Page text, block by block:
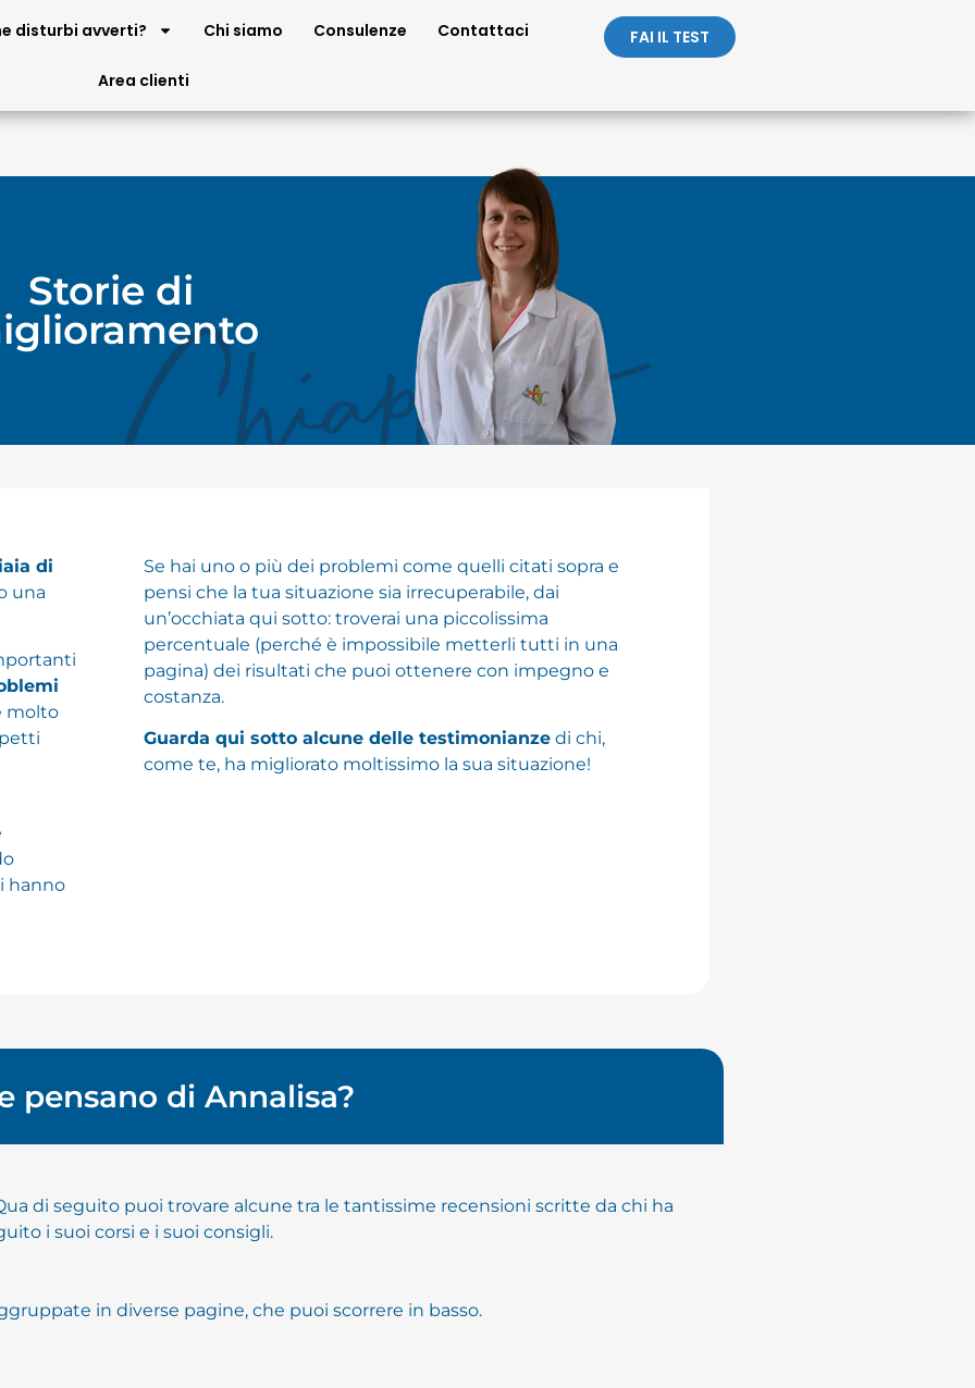
disturbi avverti? Chi siamo Consulenze Contattaci
Area clienti
FAI IL TEST
Storie di
di
una
molto
hanno
Se hai uno o più dei problemi come quelli citati sopra e
pensi che la tua situazione sia irrecuperabile, dai
un’occhiata qui sotto: troverai una piccolissima
percentuale (perché è impossibile metterli tutti in una
pagina) dei risultati che puoi ottenere con impegno e
costanza.
Guarda qui sotto alcune delle testimonianze di chi,
come te, ha migliorato moltissimo la sua situazione!
pensano di Annalisa?
di seguito puoi trovare alcune tra le tantissime recensioni scritte da chi ha
i suoi corsi e i suoi consigli.
in diverse pagine, che puoi scorrere in basso.